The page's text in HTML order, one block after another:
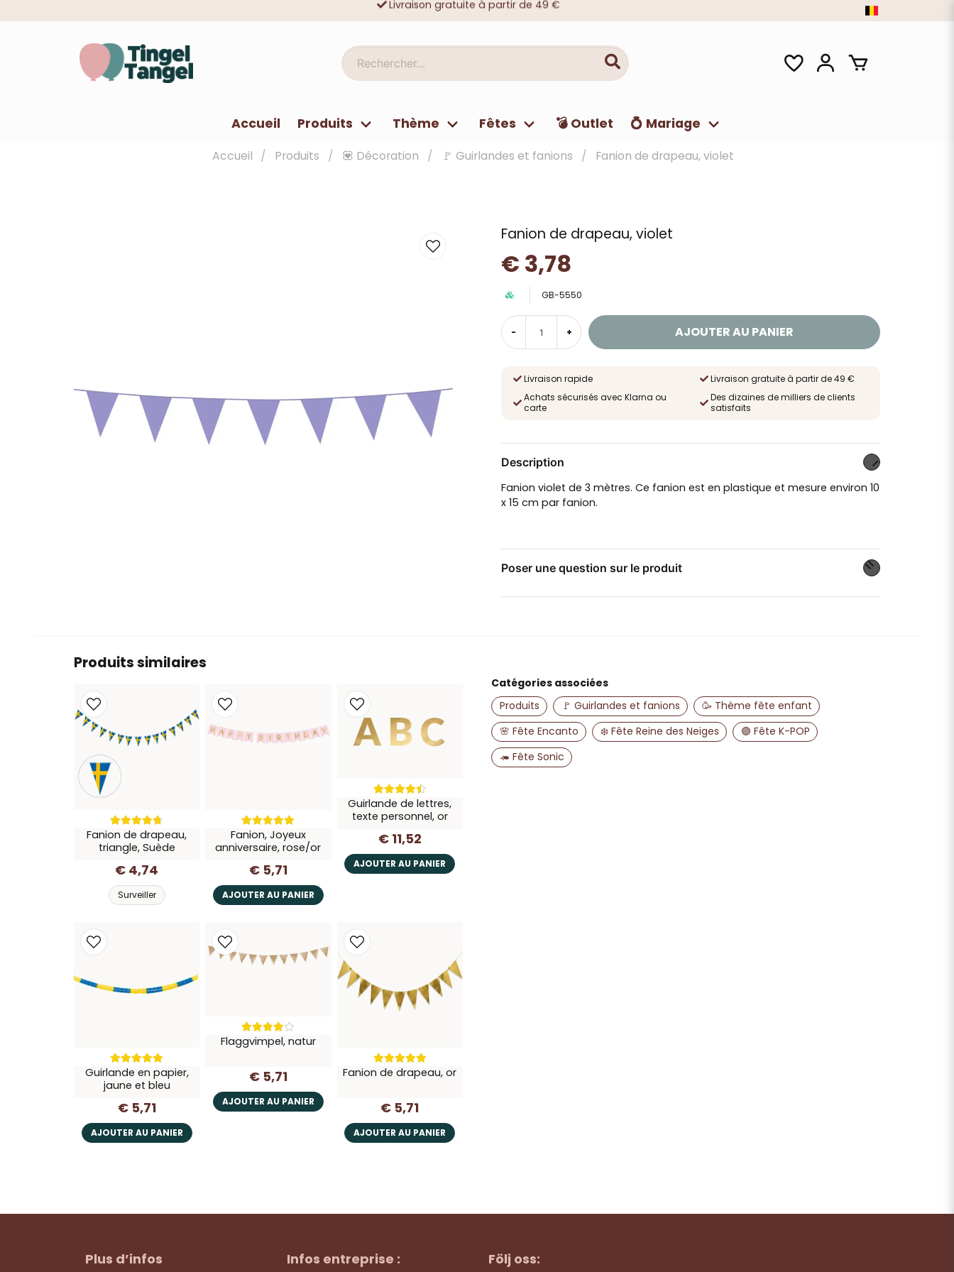
Achats sécurisés avec Klarna ou carte
Rechercher...
Accueil Produits Thème Fêtes 💣 Outlet 💍 Mariage
Accueil Produits 💟 Décoration 🚩 Guirlandes et fanions Fanion de drapeau, violet
Fanion de drapeau, violet
€ 3,78
GB-5550
- + AJOUTER AU PANIER
Livraison rapide
Livraison gratuite à partir de 49 €
Achats sécurisés avec Klarna ou
carte
Des dizaines de milliers de clients
satisfaits
Description
Fanion violet de 3 mètres. Ce fanion est en plastique et mesure environ 10
x 15 cm par fanion.
Poser une question sur le produit
name
Nom
Oui, vous pouvez publier ma question
Produits similaires
Fanion de drapeau,
triangle, Suède
€ 4,74
Surveiller
Fanion, Joyeux
anniversaire, rose/or
€ 5,71
AJOUTER AU PANIER
Guirlande de lettres,
texte personnel, or
€ 11,52
AJOUTER AU PANIER
Guirlande en papier,
jaune et bleu
€ 5,71
AJOUTER AU PANIER
Flaggvimpel, natur
€ 5,71
AJOUTER AU PANIER
Fanion de drapeau, or
€ 5,71
AJOUTER AU PANIER
Catégories associées
Produits
🚩 Guirlandes et fanions
🥳 Thème fête enfant
🌸 Fête Encanto
❄️ Fête Reine des Neiges
🟣 Fête K-POP
🦔 Fête Sonic
Plus d’infos Infos entreprise : Följ oss: